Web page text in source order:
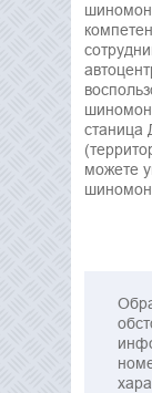
станица
можете